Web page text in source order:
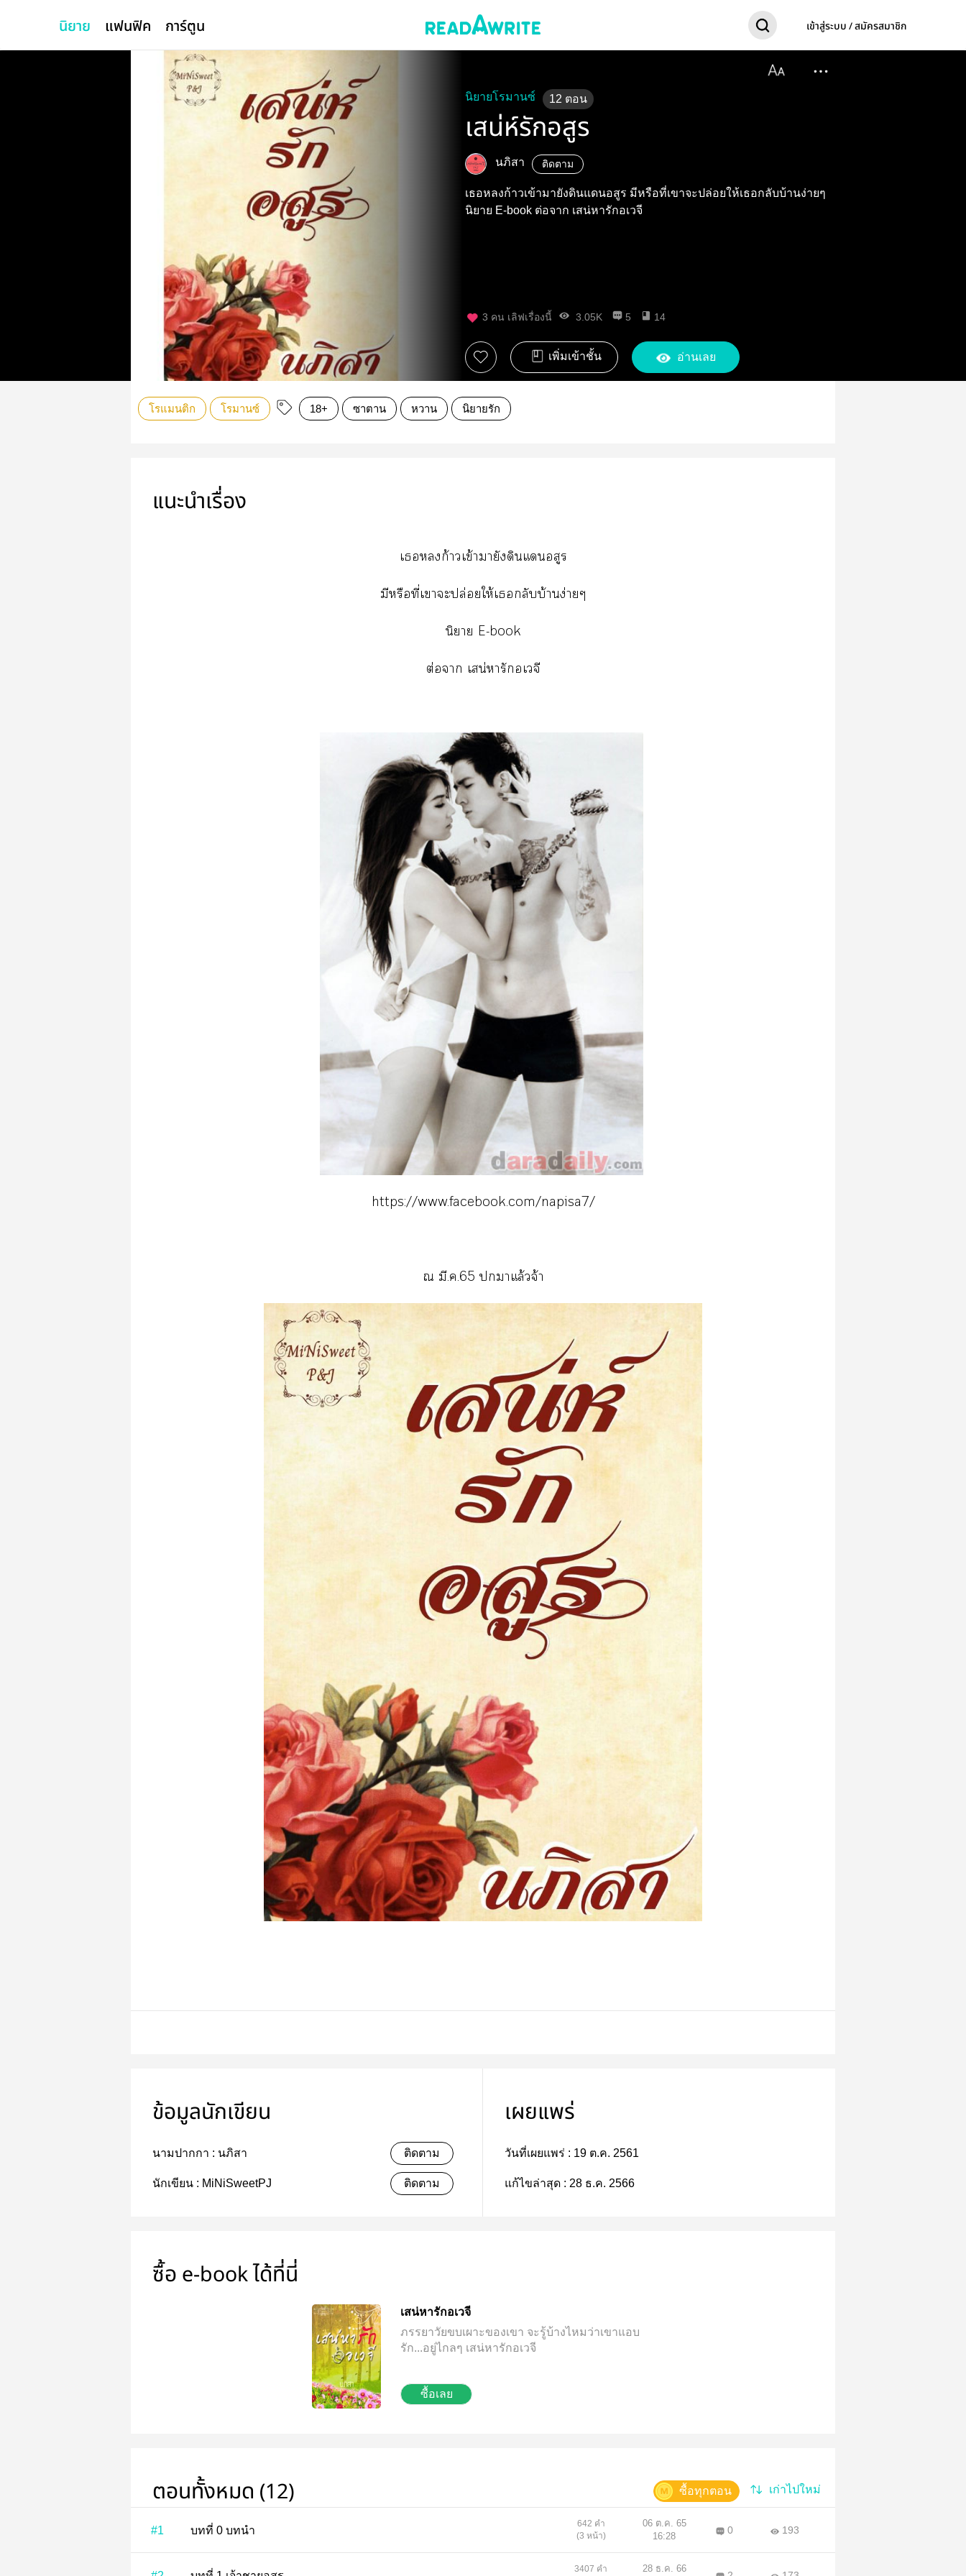
นิยาย แฟนฟิค การ์ตูน เข้าสู่ระบบ / สมัครสมาชิก
นิยายโรมานซ์ 12 ตอน
เสน่ห์รักอสูร
นภิสา ติดตาม
เธอหลงก้าวเข้ามายังดินแดนอสูร มีหรือที่เขาจะปล่อยให้เธอกลับบ้านง่ายๆ
นิยาย E-book ต่อจาก เสน่หารักอเวจี
3 คน เลิฟเรื่องนี้ 3.05K 5 14
เพิ่มเข้าชั้น อ่านเลย
โรแมนติก โรมานซ์ 18+ ซาตาน หวาน นิยายรัก
แนะนำเรื่อง
เก้าวเข้ามายังดินแอสูร
มีหรือที่เาะปล่อยให้เกลับบ้านง่ายๆ
นิยาย E-book
ต่อา เสน่หารักอเวจี
https://www.facebook.com/napisa7/
ณ มี.ค.65 าแล้วจ้า
ข้อมูลนักเขียน
นามปากกา : นภิสา ติดตาม
นักเขียน : MiNiSweetPJ ติดตาม
เผยแพร่
วันที่เผยแพร่ : 19 ต.ค. 2561
แก้ไขล่าสุด : 28 ธ.ค. 2566
ซื้อ e-book ได้ที่นี่
เสน่หารักอเวจี
ภรรยาวัยขบเผาะของเขา จะรู้บ้างไหมว่าเขาแอบ
รัก...อยู่ไกลๆ เสน่หารักอเวจี
ซื้อเลย
ตอนทั้งหมด (12) เก่าไปใหม่
ซื้อทุกตอน
#1 บทที่ 0 บทนำ
642 คำ
(3 หน้า)
06 ต.ค. 65
16:28
0 193
3407 คำ 28 ธ.ค. 66